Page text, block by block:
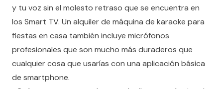
y tu voz sin el molesto retraso que se encuentra en
los Smart TV. Un alquiler de máquina de karaoke para
fiestas en casa también incluye micrófonos
profesionales que son mucho más duraderos que
cualquier cosa que usarías con una aplicación básica
de smartphone.